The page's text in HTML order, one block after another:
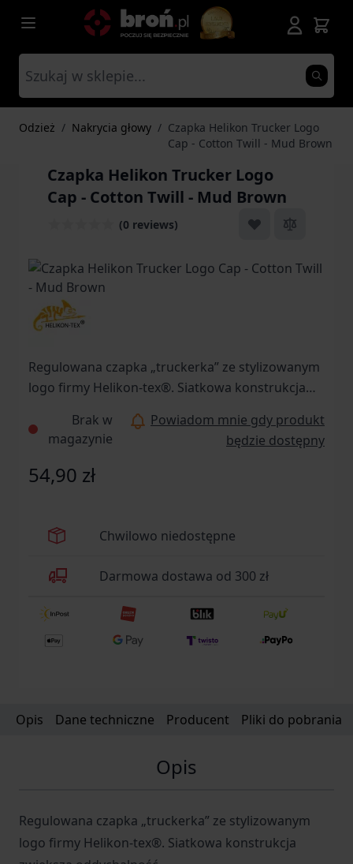
Przejdź do treści
Odzież / Nakrycia głowy / Czapka Helikon Trucker Logo
Cap - Cotton Twill - Mud Brown
Czapka Helikon Trucker Logo
Cap - Cotton Twill - Mud Brown
(0 reviews)
Regulowana czapka „truckerka” ze stylizowanym
logo firmy Helikon-tex®. Siatkowa konstrukcja
Brak w
magazynie
Powiadom mnie gdy produkt
będzie dostępny
54,90 zł
Chwilowo niedostępne
Darmowa dostawa od 300 zł
Opis Dane techniczne Producent Pliki do pobrania
Opis
Regulowana czapka „truckerka” ze stylizowanym
logo firmy Helikon-tex®. Siatkowa konstrukcja